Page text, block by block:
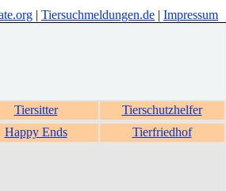
| Tiersuchmeldungen.de | Impressum
Tiersitter
Tierschutzhelfer
Happy Ends Tierfriedhof